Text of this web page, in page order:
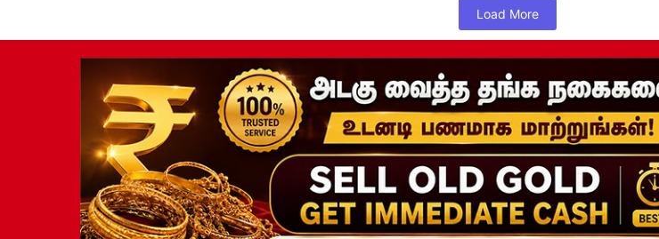
Load More